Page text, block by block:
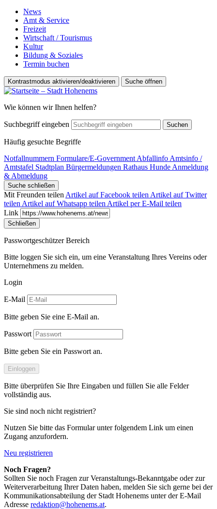
News
Amt & Service
Freizeit
Wirtschaft / Tourismus
Kultur
Bildung & Soziales
Termin buchen
Kontrastmodus aktivieren/deaktivieren Suche öffnen
Wie können wir Ihnen helfen?
Suchbegriff eingeben Suchen
Häufig gesuchte Begriffe
Notfallnummern Formulare/E-Government Abfallinfo Amtsinfo /
Amtstafel Stadtplan Bürgermeldungen Rathaus Hunde Anmeldung
& Abmeldung
Suche schließen
Mit Freunden teilen Artikel auf Facebook teilen Artikel auf Twitter
teilen Artikel auf Whatsapp teilen Artikel per E-Mail teilen
Link
Schließen
Passwortgeschützer Bereich
Bitte loggen Sie sich ein, um eine Veranstaltung Ihres Vereins oder
Unternehmens zu melden.
Login
E-Mail
Bitte geben Sie eine E-Mail an.
Passwort
Bitte geben Sie ein Passwort an.
Einloggen
Bitte überprüfen Sie Ihre Eingaben und füllen Sie alle Felder
vollständig aus.
Sie sind noch nicht registriert?
Nutzen Sie bitte das Formular unter folgendem Link um einen
Zugang anzufordern.
Neu registrieren
Noch Fragen?
Sollten Sie noch Fragen zur Veranstaltungs-Bekanntgabe oder zur
Weiterverarbeitung Ihrer Daten haben, melden Sie sich gerne bei der
Kommunikationsabteilung der Stadt Hohenems unter der E-Mail
Adresse redaktion@hohenems.at.